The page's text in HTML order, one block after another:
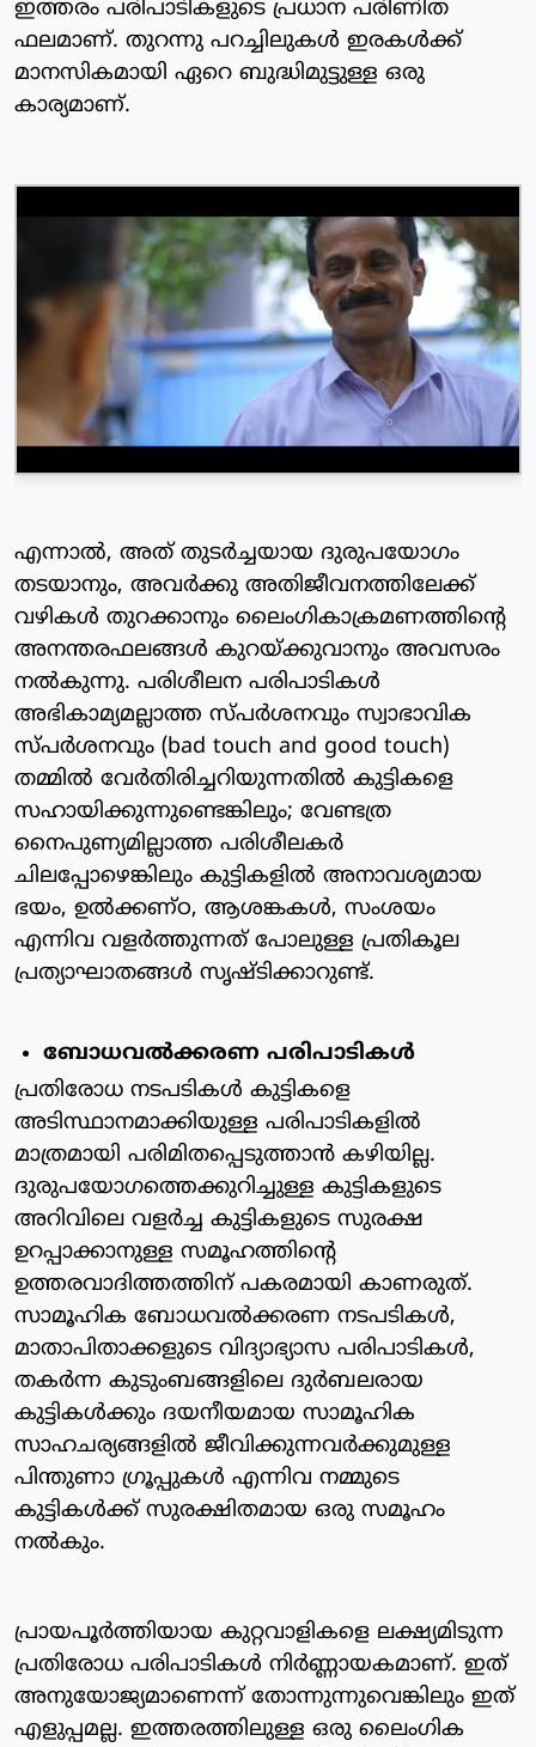
ഇത്തരം പരിപാടികളുടെ പ്രധാന പരിണിത
ഫലമാണ്. തുറന്നു പറച്ചിലുകള്‍ ഇരകള്‍ക്ക്
മാനസികമായി ഏറെ ബുദ്ധിമുട്ടുള്ള ഒരു
കാര്യമാണ്.
എന്നാല്‍, അത് തുടര്‍ച്ചയായ ദുരുപയോഗം
തടയാനും, അവര്‍ക്കു അതിജീവനത്തിലേക്ക്
വഴികള്‍ തുറക്കാനും ലൈംഗികാക്രമണത്തിന്റെ
അനന്തരഫലങ്ങള്‍ കുറയ്ക്കുവാനും അവസരം
നല്‍കുന്നു. പരിശീലന പരിപാടികള്‍
അഭികാമ്യമല്ലാത്ത സ്പര്‍ശനവും സ്വാഭാവിക
സ്പര്‍ശനവും (bad touch and good touch)
തമ്മില്‍ വേര്‍തിരിച്ചറിയുന്നതില്‍ കുട്ടികളെ
സഹായിക്കുന്നുണ്ടെങ്കിലും; വേണ്ടത്ര
നൈപുണ്യമില്ലാത്ത പരിശീലകര്‍
ചിലപ്പോഴെങ്കിലും കുട്ടികളില്‍ അനാവശ്യമായ
ഭയം, ഉല്‍ക്കണ്ഠ, ആശങ്കകള്‍, സംശയം
എന്നിവ വളര്‍ത്തുന്നത് പോലുള്ള പ്രതികൂല
പ്രത്യാഘാതങ്ങള്‍ സൃഷ്ടിക്കാറുണ്ട്.
ബോധവല്‍ക്കരണ പരിപാടികള്‍
പ്രതിരോധ നടപടികള്‍ കുട്ടികളെ
അടിസ്ഥാനമാക്കിയുള്ള പരിപാടികളില്‍
മാത്രമായി പരിമിതപ്പെടുത്താന്‍ കഴിയില്ല.
ദുരുപയോഗത്തെക്കുറിച്ചുള്ള കുട്ടികളുടെ
അറിവിലെ വളര്‍ച്ച കുട്ടികളുടെ സുരക്ഷ
ഉറപ്പാക്കാനുള്ള സമൂഹത്തിന്റെ
ഉത്തരവാദിത്തത്തിന് പകരമായി കാണരുത്.
സാമൂഹിക ബോധവല്‍ക്കരണ നടപടികള്‍,
മാതാപിതാക്കളുടെ വിദ്യാഭ്യാസ പരിപാടികള്‍,
തകര്‍ന്ന കുടുംബങ്ങളിലെ ദുര്‍ബലരായ
കുട്ടികള്‍ക്കും ദയനീയമായ സാമൂഹിക
സാഹചര്യങ്ങളില്‍ ജീവിക്കുന്നവര്‍ക്കുമുള്ള
പിന്തുണാ ഗ്രൂപ്പുകള്‍ എന്നിവ നമ്മുടെ
കുട്ടികള്‍ക്ക് സുരക്ഷിതമായ ഒരു സമൂഹം
നല്‍കും.
പ്രായപൂര്‍ത്തിയായ കുറ്റവാളികളെ ലക്ഷ്യമിടുന്ന
പ്രതിരോധ പരിപാടികള്‍ നിര്‍ണ്ണായകമാണ്. ഇത്
അനുയോജ്യമാണെന്ന് തോന്നുന്നുവെങ്കിലും ഇത്
എളുപ്പമല്ല. ഇത്തരത്തിലുള്ള ഒരു ലൈംഗിക